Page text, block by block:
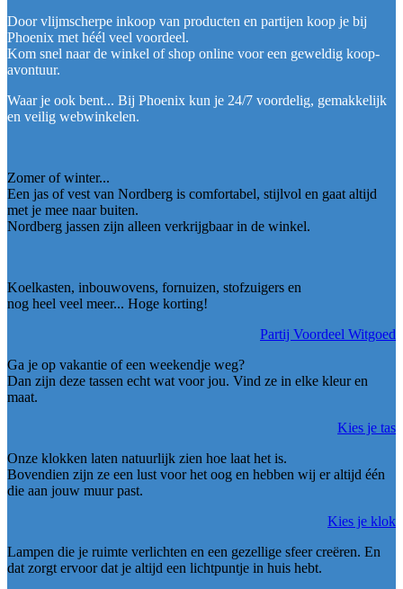
Door vlijmscherpe inkoop van producten en partijen koop je bij
Phoenix met héél veel voordeel.
Kom snel naar de winkel of shop online voor een geweldig koop-
avontuur.
Waar je ook bent... Bij Phoenix kun je 24/7 voordelig, gemakkelijk
en veilig webwinkelen.
Zomer of winter...
Een jas of vest van Nordberg is comfortabel, stijlvol en gaat altijd
met je mee naar buiten.
Nordberg jassen zijn alleen verkrijgbaar in de winkel.
Koelkasten, inbouwovens, fornuizen, stofzuigers en
nog heel veel meer... Hoge korting!
Partij Voordeel Witgoed
Ga je op vakantie of een weekendje weg?
Dan zijn deze tassen echt wat voor jou. Vind ze in elke kleur en
maat.
Kies je tas
Onze klokken laten natuurlijk zien hoe laat het is.
Bovendien zijn ze een lust voor het oog en hebben wij er altijd één
die aan jouw muur past.
Kies je klok
Lampen die je ruimte verlichten en een gezellige sfeer creëren. En
dat zorgt ervoor dat je altijd een lichtpuntje in huis hebt.